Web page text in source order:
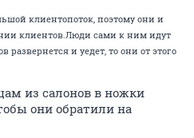
клиентопоток, поэтому они и
клиентов.Люди сами к ним идут
развернется и уедет, то они от этого
из салонов в ножки
они обратили на